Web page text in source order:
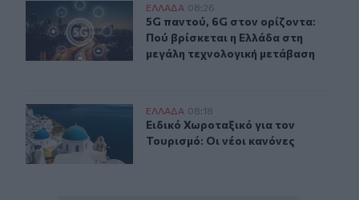
5G παντού, 6G στον ορίζοντα: Πού βρίσκεται η
ΕΛΛAΔΑ 08:26
5G παντού, 6G στον ορίζοντα: Πού
5G παντού, 6G στον ορίζοντα:
Πού βρίσκεται η Ελλάδα στη
μεγάλη τεχνολογική μετάβαση
Ειδικό Χωροταξικό για τον Τουρισμό: Οι νέοι κανόνες
ΕΛΛAΔΑ 08:18
Ειδικό Χωροταξικό για τον
Ειδικό Χωροταξικό για τον
Τουρισμό: Οι νέοι κανόνες